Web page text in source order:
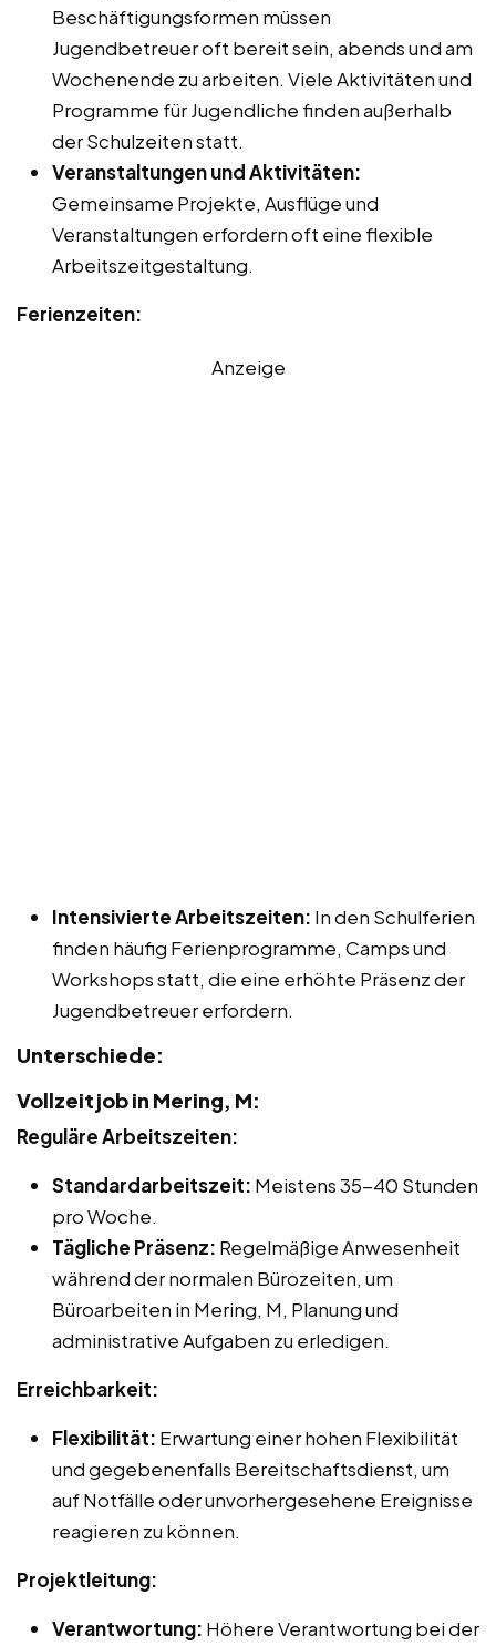
Beschäftigungsformen müssen
Jugendbetreuer oft bereit sein, abends und am
Wochenende zu arbeiten. Viele Aktivitäten und
Programme für Jugendliche finden außerhalb
der Schulzeiten statt.
Veranstaltungen und Aktivitäten:
Gemeinsame Projekte, Ausflüge und
Veranstaltungen erfordern oft eine flexible
Arbeitszeitgestaltung.
Ferienzeiten:
Anzeige
Intensivierte Arbeitszeiten: In den Schulferien
finden häufig Ferienprogramme, Camps und
Workshops statt, die eine erhöhte Präsenz der
Jugendbetreuer erfordern.
Unterschiede:
Vollzeitjob in Mering, M:
Reguläre Arbeitszeiten:
Standardarbeitszeit: Meistens 35-40 Stunden
pro Woche.
Tägliche Präsenz: Regelmäßige Anwesenheit
während der normalen Bürozeiten, um
Büroarbeiten in Mering, M, Planung und
administrative Aufgaben zu erledigen.
Erreichbarkeit:
Flexibilität: Erwartung einer hohen Flexibilität
und gegebenenfalls Bereitschaftsdienst, um
auf Notfälle oder unvorhergesehene Ereignisse
reagieren zu können.
Projektleitung:
Verantwortung: Höhere Verantwortung bei der